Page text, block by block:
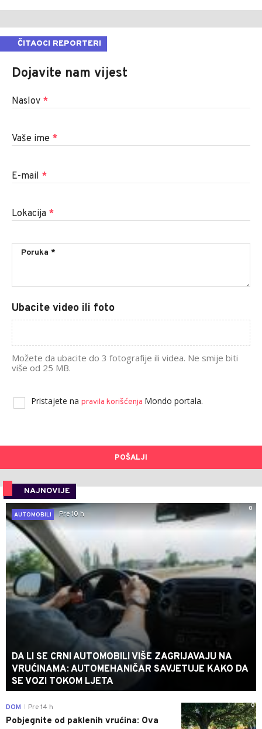
ČITAOCI REPORTERI
Dojavite nam vijest
Naslov *
Vaše ime *
E-mail *
Lokacija *
Ubacite video ili foto
Možete da ubacite do 3 fotografije ili videa. Ne smije biti
više od 25 MB.
Pristajete na pravila korišćenja Mondo portala.
POŠALJI
NAJNOVIJE
0
AUTOMOBILI
Pre 10 h
DA LI SE CRNI AUTOMOBILI VIŠE ZAGRIJAVAJU NA
VRUĆINAMA: AUTOMEHANIČAR SAVJETUJE KAKO DA
SE VOZI TOKOM LJETA
0
DOM Pre 14 h
Pobjegnite od paklenih vrućina: Ova